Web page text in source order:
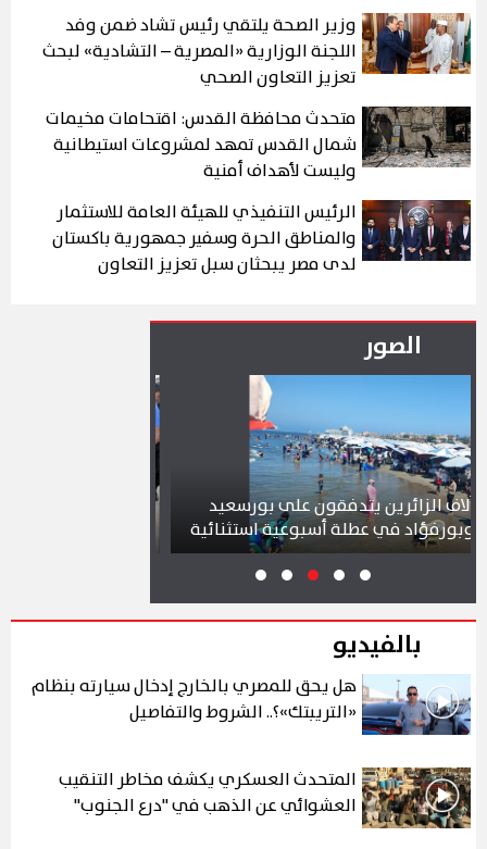
وزير الصحة يلتقي رئيس تشاد ضمن وفد
اللجنة الوزارية «المصرية – التشادية» لبحث
تعزيز التعاون الصحي
متحدث محافظة القدس: اقتحامات مخيمات
شمال القدس تمهد لمشروعات استيطانية
وليست لأهداف أمنية
الرئيس التنفيذي للهيئة العامة للاستثمار
والمناطق الحرة وسفير جمهورية باكستان
لدى مصر يبحثان سبل تعزيز التعاون
الصور
يتدفقون على بورسعيد
في عطلة أسبوعية استثنائية
محافظ بورسعيد يتابع سير
بمشروع سوق التصنيع
بالفيديو
هل يحق للمصري بالخارج إدخال سيارته بنظام
«التريبتك»؟.. الشروط والتفاصيل
المتحدث العسكري يكشف مخاطر التنقيب
العشوائي عن الذهب في "درع الجنوب"